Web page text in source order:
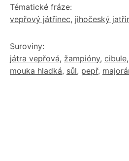
Tématické fráze:
vepřový játřinec, jihočeský
Suroviny:
játra vepřová, žampióny, cibule,
mouka hladká, sůl, pepř,